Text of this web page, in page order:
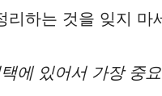
리하는 것을 잊지 마
에 있어서 가장 중